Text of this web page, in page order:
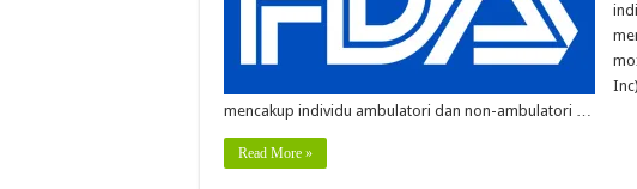
mencakup individu ambulatori dan non-ambulatori …
Read More »